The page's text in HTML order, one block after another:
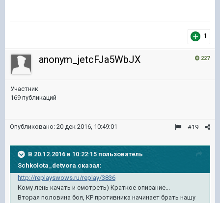
1
227
anonym_jetcFJa5WbJX
Участник
169 публикаций
#19
Опубликовано: 20 дек 2016, 10:49:01
В 20.12.2016 в 10:22:15 пользователь
Schkolota_detvora сказал:
http://replayswows.ru/replay/3836
Кому лень качать и смотреть) Краткое описание...
Вторая половина боя, КР противника начинает брать нашу